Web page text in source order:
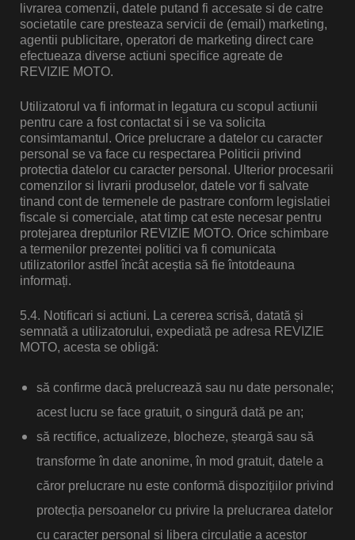
livrarea comenzii, datele putand fi accesate si de catre
societatile care presteaza servicii de (email) marketing,
agentii publicitare, operatori de marketing direct care
efectueaza diverse actiuni specifice agreate de
REVIZIE MOTO.
Utilizatorul va fi informat in legatura cu scopul actiunii
pentru care a fost contactat si i se va solicita
consimtamantul. Orice prelucrare a datelor cu caracter
personal se va face cu respectarea Politicii privind
protectia datelor cu caracter personal. Ulterior procesarii
comenzilor si livrarii produselor, datele vor fi salvate
tinand cont de termenele de pastrare conform legislatiei
fiscale si comerciale, atat timp cat este necesar pentru
protejarea drepturilor REVIZIE MOTO. Orice schimbare
a termenilor prezentei politici va fi comunicata
utilizatorilor astfel încât aceștia să fie întotdeauna
informați.
5.4. Notificari si actiuni. La cererea scrisă, datată și
semnată a utilizatorului, expediată pe adresa REVIZIE
MOTO, acesta se obligă:
să confirme dacă prelucrează sau nu date personale;
acest lucru se face gratuit, o singură dată pe an;
să rectifice, actualizeze, blocheze, șteargă sau să
transforme în date anonime, în mod gratuit, datele a
căror prelucrare nu este conformă dispozițiilor privind
protecția persoanelor cu privire la prelucrarea datelor
cu caracter personal și libera circulație a acestor